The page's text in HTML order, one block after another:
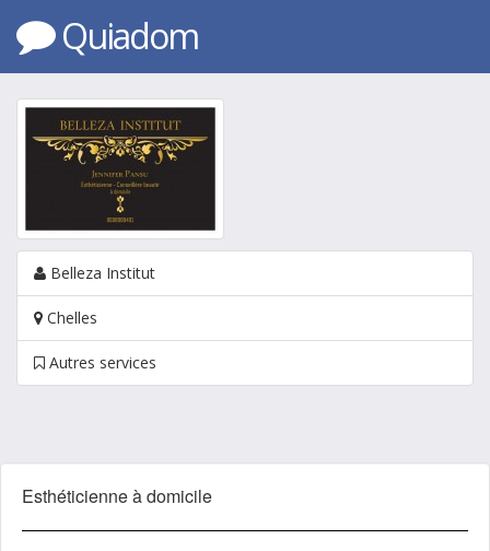
Quiadom
Belleza Institut
Chelles
Autres services
Esthéticienne à domicile